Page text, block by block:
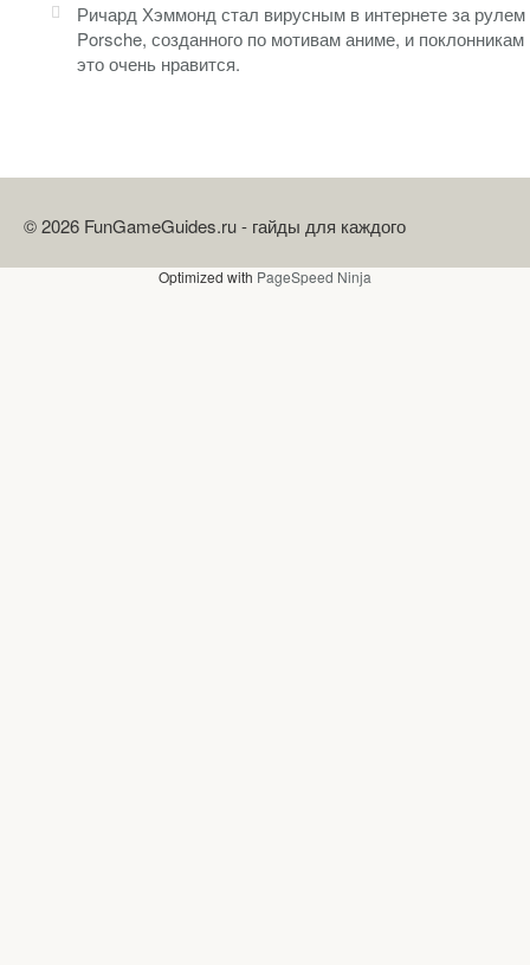
Ричард Хэммонд стал вирусным в интернете за рулем
Porsche, созданного по мотивам аниме, и поклонникам
это очень нравится.
© 2026 FunGameGuides.ru - гайды для каждого
Optimized with PageSpeed Ninja